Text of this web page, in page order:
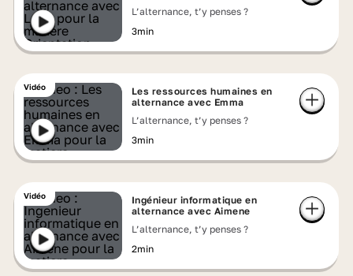
L’alternance, t’y penses ?
3min
Vidéo
Les ressources humaines en
alternance avec Emma
L’alternance, t’y penses ?
3min
Vidéo
Ingénieur informatique en
alternance avec Aimene
L’alternance, t’y penses ?
2min